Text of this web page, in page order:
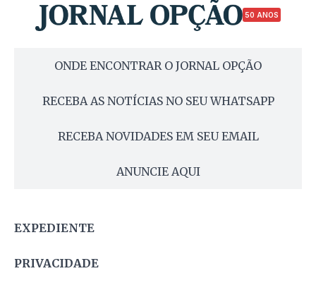
50 ANOS
ONDE ENCONTRAR O JORNAL OPÇÃO
RECEBA AS NOTÍCIAS NO SEU WHATSAPP
RECEBA NOVIDADES EM SEU EMAIL
ANUNCIE AQUI
EXPEDIENTE
PRIVACIDADE